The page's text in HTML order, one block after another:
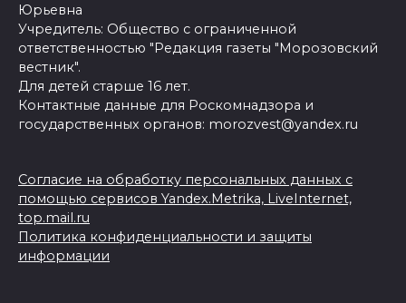
Юрьевна
Учредитель: Общество с ограниченной
ответственностью "Редакция газеты "Морозовский
вестник".
Для детей старше 16 лет.
Контактные данные для Роскомнадзора и
государственных органов: morozvest@yandex.ru
Согласие на обработку персональных данных с
помощью сервисов Yandex.Metrika, LiveInternet,
top.mail.ru
Политика конфиденциальности и защиты
информации